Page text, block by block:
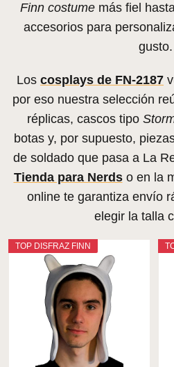
Finn costumemás fiel
accesorios para
gusto.
Los cosplays de FN-2187
por eso nuestra selección
réplicas, cascos tipo
botas y, por supuesto,
de soldado que pasa a La
Tienda para Nerdso en la
online te garantiza envío
elegir la talla
TOP DISFRAZ FINN